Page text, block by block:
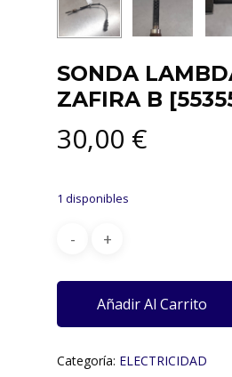
SONDA
ZAFIRA B
30,00 €
1 disponibles
Añadir Al Carrito
Categoría: ELECTRICIDAD